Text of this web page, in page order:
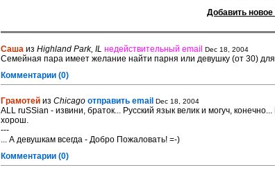
Добавить
Саша из Highland Park, IL недействительный email Dec 18, 2004
Семейная пара имеет желание найти парня или девушку (от 30)
Комментарии (0)
Грамотей из Chicago отправить email Dec 18, 2004
ALL ruSSian - извини, браток... Русский язык велик и могуч,
хорош.
---
... А девушкам всегда - Добро Пожаловать! =-)
Комментарии (0)